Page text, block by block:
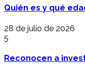
Quién es y qué
28 de julio de 2026
5
Reconocen a